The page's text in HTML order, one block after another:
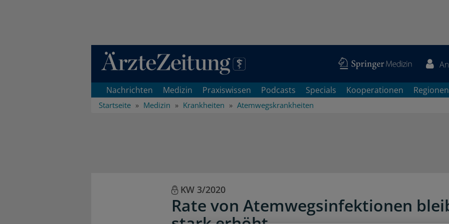
Direkt zum Inhaltsbereich
Nachrichten Medizin Praxiswissen Podcasts Specials Kooperationen Regionen
Startseite Medizin Krankheiten Atemwegskrankheiten
KW 3/2020
Rate von Atemwegsinfektionen